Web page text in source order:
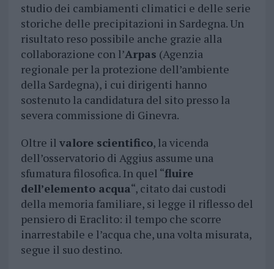
studio dei cambiamenti climatici e delle serie
storiche delle precipitazioni in Sardegna. Un
risultato reso possibile anche grazie alla
collaborazione con l’Arpas (Agenzia
regionale per la protezione dell’ambiente
della Sardegna), i cui dirigenti hanno
sostenuto la candidatura del sito presso la
severa commissione di Ginevra.
Oltre il valore scientifico, la vicenda
dell’osservatorio di Aggius assume una
sfumatura filosofica. In quel “fluire
dell’elemento acqua“, citato dai custodi
della memoria familiare, si legge il riflesso del
pensiero di Eraclito: il tempo che scorre
inarrestabile e l’acqua che, una volta misurata,
segue il suo destino.